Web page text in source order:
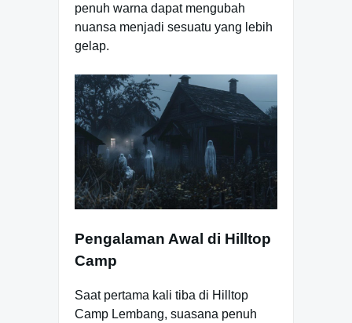
penuh warna dapat mengubah
nuansa menjadi sesuatu yang lebih
gelap.
Pengalaman Awal di Hilltop
Camp
Saat pertama kali tiba di Hilltop
Camp Lembang, suasana penuh